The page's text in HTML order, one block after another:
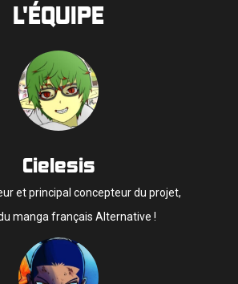
L'ÉQUIPE
Cielesis
et principal concepteur du projet,
manga français Alternative !